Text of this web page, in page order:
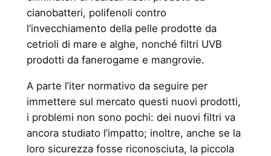
cianobatteri, polifenoli contro
l’invecchiamento della pelle prodotte da
cetrioli di mare e alghe, nonché filtri UVB
prodotti da fanerogame e mangrovie.
A parte l’iter normativo da seguire per
immettere sul mercato questi nuovi prodotti,
i problemi non sono pochi: dei nuovi filtri va
ancora studiato l’impatto; inoltre, anche se la
loro sicurezza fosse riconosciuta, la piccola